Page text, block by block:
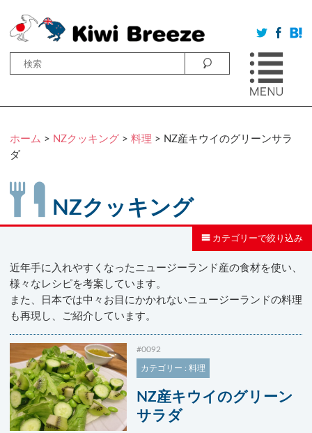
ホーム > NZクッキング > 料理 > NZ産キウイのグリーンサラ
ダ
NZクッキング
カテゴリーで絞り込み
近年手に入れやすくなったニュージーランド産の食材を使い、
様々なレシピを考案しています。
また、日本では中々お目にかかれないニュージーランドの料理
も再現し、ご紹介しています。
#0092
カテゴリー : 料理
NZ産キウイのグリーン
サラダ